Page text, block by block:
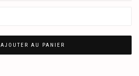
AJOUTER AU PANIER